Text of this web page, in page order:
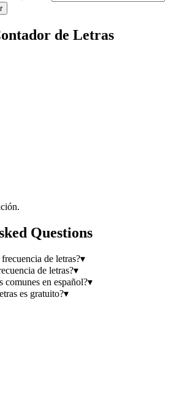
de Letras
Questions
de letras?▾
de letras?▾
comunes en español?▾
es gratuito?▾